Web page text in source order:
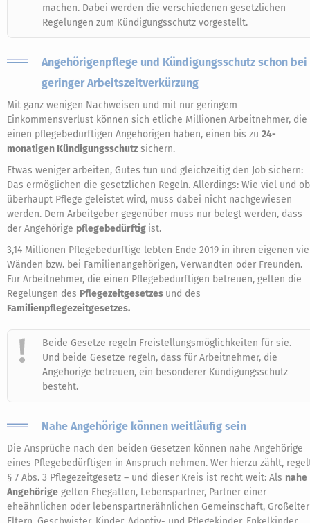
machen. Dabei werden die verschiedenen gesetzlichen
Regelungen zum Kündigungsschutz vorgestellt.
Angehörigenpflege und Kündigungsschutz schon bei
geringer Arbeitszeitverkürzung
Mit ganz wenigen Nachweisen und mit nur geringem
Einkommensverlust können sich etliche Millionen Arbeitnehmer, die
einen pflegebedürftigen Angehörigen haben, einen bis zu 24-
monatigen Kündigungsschutz sichern.
Etwas weniger arbeiten, Gutes tun und gleichzeitig den Job sichern:
Das ermöglichen die gesetzlichen Regeln. Allerdings: Wie viel und ob
überhaupt Pflege geleistet wird, muss dabei nicht nachgewiesen
werden. Dem Arbeitgeber gegenüber muss nur belegt werden, dass
der Angehörige pflegebedürftig ist.
3,14 Millionen Pflegebedürftige lebten Ende 2019 in ihren eigenen
Wänden bzw. bei Familienangehörigen, Verwandten oder Freunden.
Für Arbeitnehmer, die einen Pflegebedürftigen betreuen, gelten die
Regelungen des Pflegezeitgesetzes und des
Familienpflegezeitgesetzes.
Beide Gesetze regeln Freistellungsmöglichkeiten für sie.
Und beide Gesetze regeln, dass für Arbeitnehmer, die
Angehörige betreuen, ein besonderer Kündigungsschutz
besteht.
Nahe Angehörige können weitläufig sein
Die Ansprüche nach den beiden Gesetzen können nahe Angehörige
eines Pflegebedürftigen in Anspruch nehmen. Wer hierzu zählt,
§ 7 Abs. 3 Pflegezeitgesetz – und dieser Kreis ist recht weit: Als nahe
Angehörige gelten Ehegatten, Lebenspartner, Partner einer
eheähnlichen oder lebenspartnerähnlichen Gemeinschaft,